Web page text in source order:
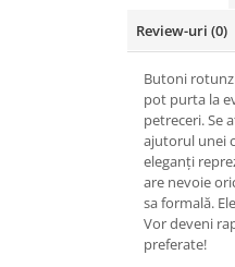
Review-uri (0)
Butoni
pot purta la
petreceri. Se
ajutorul unei
eleganți
are nevoie
sa formală.
Vor deveni
preferate!